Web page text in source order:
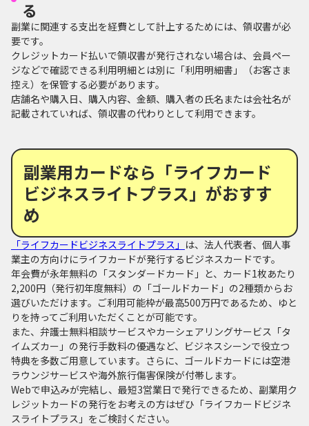
る
副業に関連する支出を経費として計上するためには、領収書が必
要です。
クレジットカード払いで領収書が発行されない場合は、会員ペー
ジなどで確認できる利用明細とは別に「利用明細書」（お客さま
控え）を保管する必要があります。
店舗名や購入日、購入内容、金額、購入者の氏名または会社名が
記載されていれば、領収書の代わりとして利用できます。
副業用カードなら「ライフカード
ビジネスライトプラス」がおすす
め
「ライフカードビジネスライトプラス」 は、法人代表者、個人事
業主の方向けにライフカードが発行するビジネスカードです。
年会費が永年無料の「スタンダードカード」と、カード1枚あたり
2,200円（発行初年度無料）の「ゴールドカード」の2種類からお
選びいただけます。ご利用可能枠が最高500万円であるため、ゆと
りを持ってご利用いただくことが可能です。
また、弁護士無料相談サービスやカーシェアリングサービス「タ
イムズカー」の発行手数料の優遇など、ビジネスシーンで役立つ
特典を多数ご用意しています。さらに、ゴールドカードには空港
ラウンジサービスや海外旅行傷害保険が付帯します。
Webで申込みが完結し、最短3営業日で発行できるため、副業用ク
レジットカードの発行をお考えの方はぜひ「ライフカードビジネ
スライトプラス」をご検討ください。